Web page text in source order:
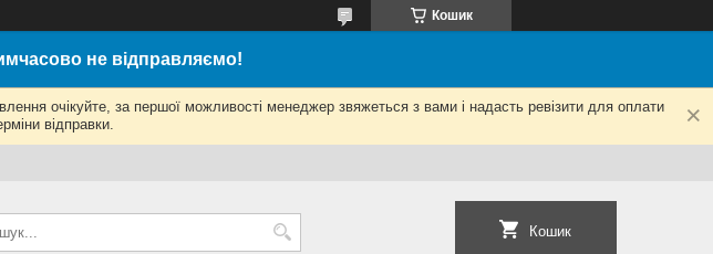
Кошик
не відправляємо!
очікуйте, за першої можливості менеджер звяжеться з вами і надасть ревізити для оплати
відправки.
Кошик